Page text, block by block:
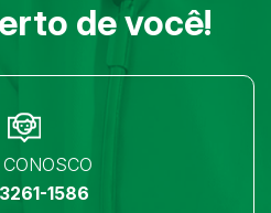
de você!
CONOSCO
1586